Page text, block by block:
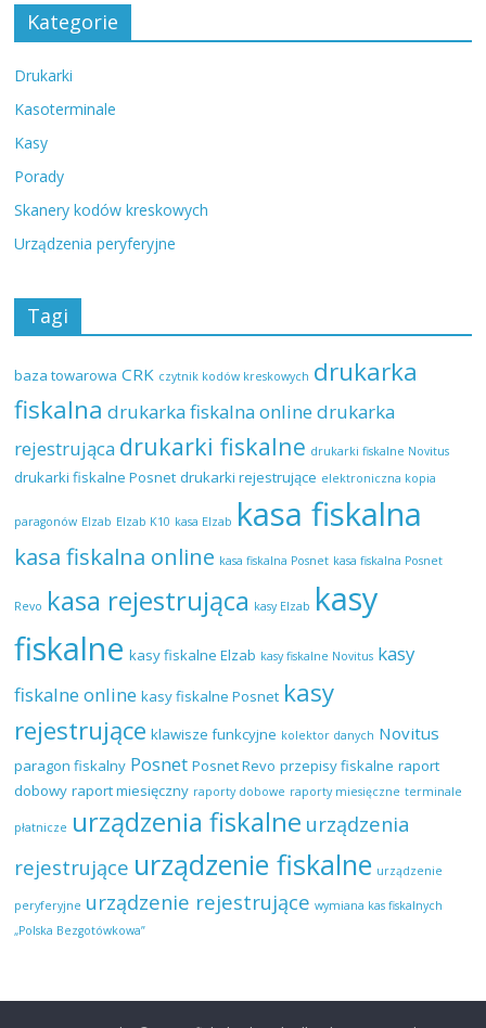
Kategorie
Drukarki
Kasoterminale
Kasy
Porady
Skanery kodów kreskowych
Urządzenia peryferyjne
Tagi
baza towarowa CRK czytnik kodów kreskowych drukarka
fiskalna drukarka fiskalna online drukarka
rejestrująca drukarki fiskalne drukarki fiskalne Novitus
drukarki fiskalne Posnet drukarki rejestrujące elektroniczna kopia
paragonów Elzab Elzab K10 kasa Elzab kasa fiskalna
kasa fiskalna online kasa fiskalna Posnet kasa fiskalna Posnet
Revo kasa rejestrująca kasy Elzab kasy
fiskalne kasy fiskalne Elzab kasy fiskalne Novitus kasy
fiskalne online kasy fiskalne Posnet kasy
rejestrujące klawisze funkcyjne kolektor danych Novitus
paragon fiskalny Posnet Posnet Revo przepisy fiskalne raport
dobowy raport miesięczny raporty dobowe raporty miesięczne terminale
płatnicze urządzenia fiskalne urządzenia
rejestrujące urządzenie fiskalne urządzenie
peryferyjne urządzenie rejestrujące wymiana kas fiskalnych
„Polska Bezgotówkowa”